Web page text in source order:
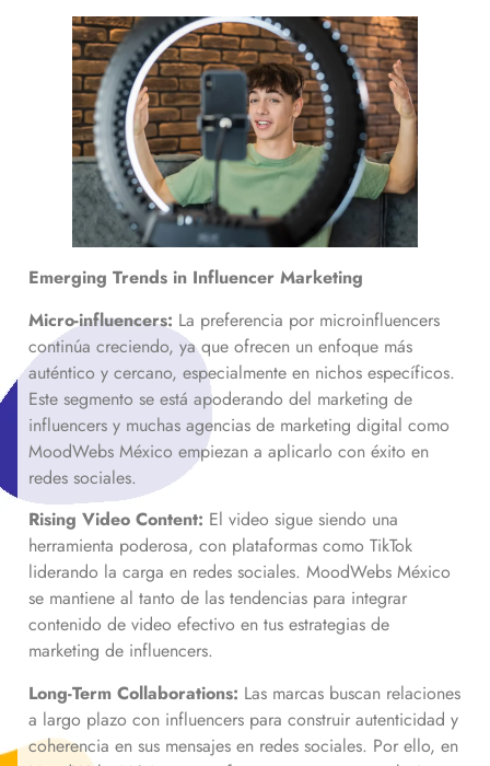
Emerging Trends in Influencer Marketing
Micro-influencers: La preferencia por microinfluencers
continúa creciendo, ya que ofrecen un enfoque más
auténtico y cercano, especialmente en nichos específicos.
Este segmento se está apoderando del marketing de
influencers y muchas agencias de marketing digital como
MoodWebs México empiezan a aplicarlo con éxito en
redes sociales.
Rising Video Content: El video sigue siendo una
herramienta poderosa, con plataformas como TikTok
liderando la carga en redes sociales. MoodWebs México
se mantiene al tanto de las tendencias para integrar
contenido de video efectivo en tus estrategias de
marketing de influencers.
Long-Term Collaborations: Las marcas buscan relaciones
a largo plazo con influencers para construir autenticidad y
coherencia en sus mensajes en redes sociales. Por ello, en